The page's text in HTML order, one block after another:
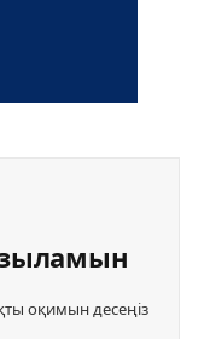
оқимын десеңіз